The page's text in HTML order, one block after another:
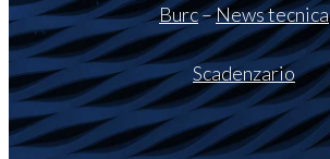
Burc–News tecnica
Scadenzario